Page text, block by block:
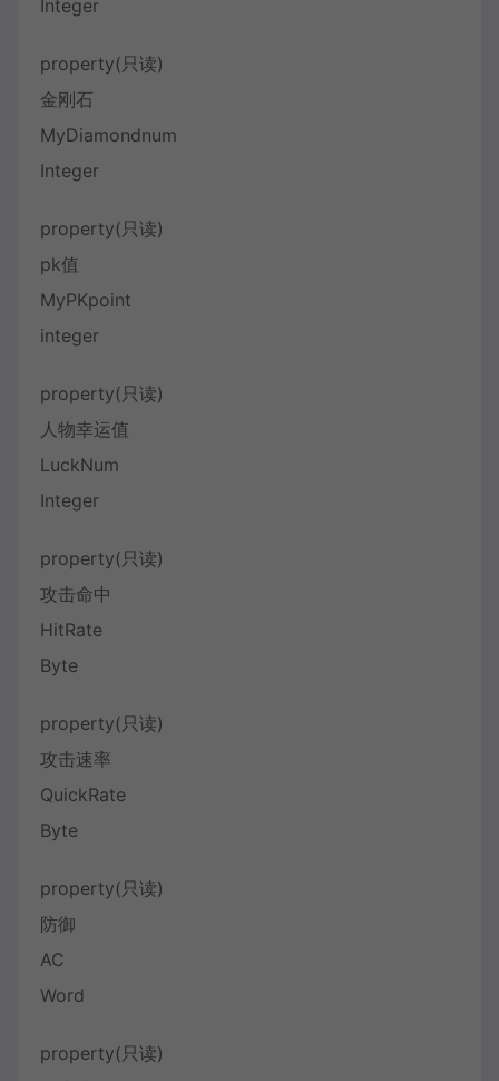
Integer
property(只读)
金刚石
MyDiamondnum
Integer
property(只读)
pk值
MyPKpoint
integer
property(只读)
人物幸运值
LuckNum
Integer
property(只读)
攻击命中
HitRate
Byte
property(只读)
攻击速率
QuickRate
Byte
property(只读)
防御
AC
Word
property(只读)